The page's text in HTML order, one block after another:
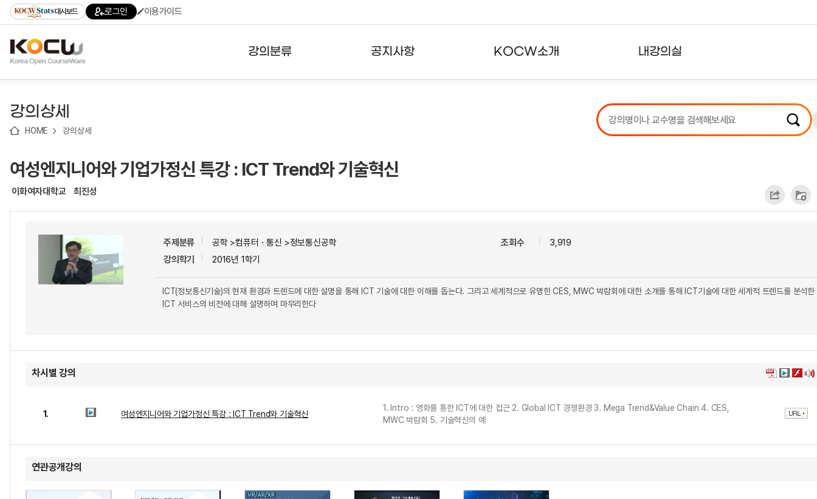
기
기
기
content)
가
대시보드 로그인 이용가이드
강의분류
테마강의
공지사항
서비스도움말
KOCW소개 내강의실
강의리스트
수강확인증강의
강의상세
HOME 강의상세
여성엔지니어와 기업가정신 특강 : ICT Trend와 기술혁신
이화여자대학교 최진성
주제분류
공학 >컴퓨터ㆍ통신 >정보통신공학
강의학기
2016년 1학기
조회수 3,919
ICT(정보통신기술)의 현재 환경과 트렌드에 대한 설명을 통해 ICT 기술에 대한 이해를 돕는다. 그리고 세계적으로 유명한 CES, MWC 박람회에 대한 소개를 통해 ICT기술에 대한 세계적 트렌드를 분석한
ICT 서비스의 비전에 대해 설명하며 마무리한다
차시별 강의
1. 여성엔지니어와 기업가정신 특강 : ICT Trend와 기술혁신
1. Intro : 영화를 통한 ICT에 대한 접근 2. Global ICT 경쟁환경 3. Mega Trend&Value Chain 4. CES,
MWC 박람회 5. 기술혁신의 예
연관공개강의